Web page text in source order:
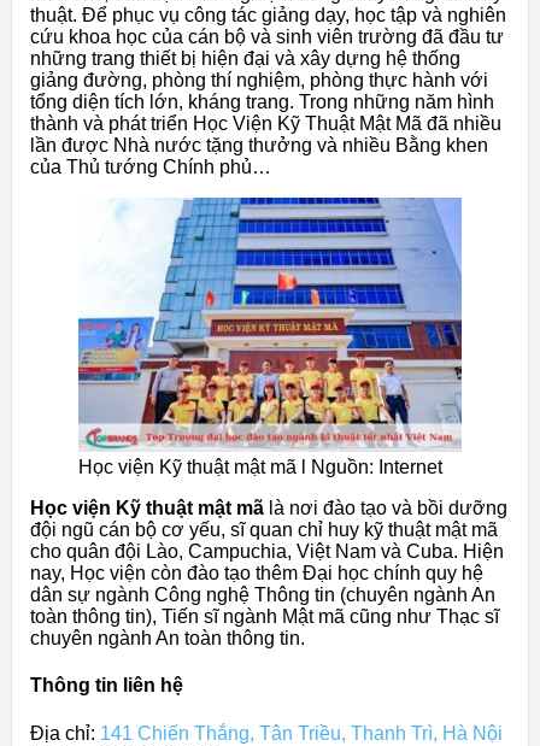
thuật. Để phục vụ công tác giảng dạy, học tập và nghiên
cứu khoa học của cán bộ và sinh viên trường đã đầu tư
những trang thiết bị hiện đại và xây dựng hệ thống
giảng đường, phòng thí nghiệm, phòng thực hành với
tổng diện tích lớn, kháng trang. Trong những năm hình
thành và phát triển Học Viện Kỹ Thuật Mật Mã đã nhiều
lần được Nhà nước tặng thưởng và nhiều Bằng khen
của Thủ tướng Chính phủ…
Học viện Kỹ thuật mật mã l Nguồn: Internet
Học viện Kỹ thuật mật mã là nơi đào tạo và bồi dưỡng
đội ngũ cán bộ cơ yếu, sĩ quan chỉ huy kỹ thuật mật mã
cho quân đội Lào, Campuchia, Việt Nam và Cuba. Hiện
nay, Học viện còn đào tạo thêm Đại học chính quy hệ
dân sự ngành Công nghệ Thông tin (chuyên ngành An
toàn thông tin), Tiến sĩ ngành Mật mã cũng như Thạc sĩ
chuyên ngành An toàn thông tin.
Thông tin liên hệ
Địa chỉ: 141 Chiến Thắng, Tân Triều, Thanh Trì, Hà Nội